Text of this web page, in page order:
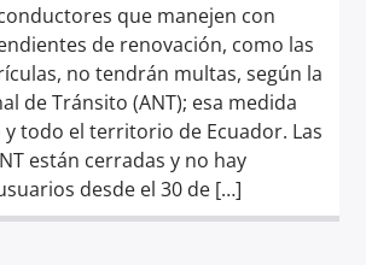
que manejen con
de renovación, como las
no tendrán multas, según la
de Tránsito (ANT); esa medida
todo el territorio de Ecuador. Las
están cerradas y no hay
desde el 30 de […]